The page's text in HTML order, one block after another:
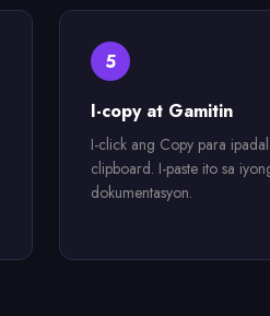
5
I-copy at Gamitin
I-click ang Copy para
clipboard. I-paste ito sa
dokumentasyon.